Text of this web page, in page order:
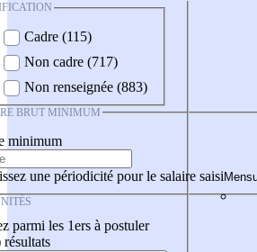
Cadre (115)
Non cadre (717)
Non renseignée (883)
BRUT MINIMUM
minimum
une périodicité pour le salaire saisi
parmi les 1ers à postuler
résultats